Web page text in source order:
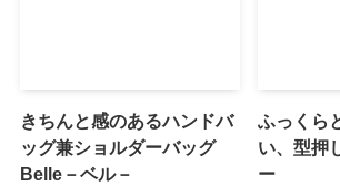
きちんと感のあるハンドバ
ッグ兼ショルダーバッグ
Belle－ベル－
ふっくら
い、型押
ー